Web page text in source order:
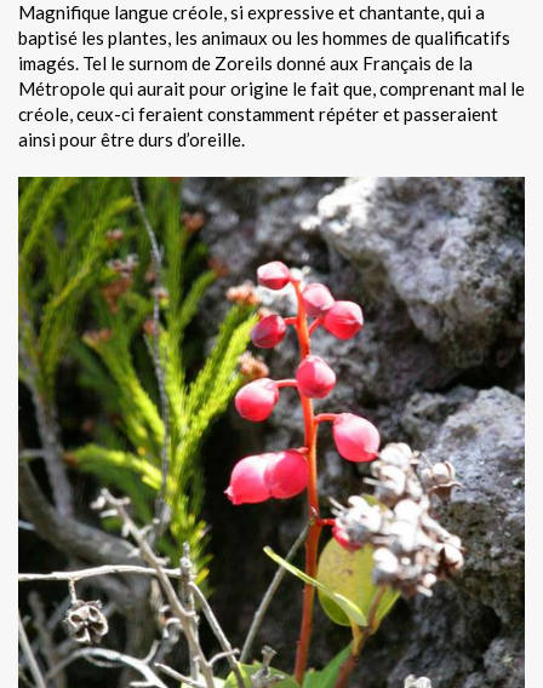
Magnifique langue créole, si expressive et chantante, qui a
baptisé les plantes, les animaux ou les hommes de qualificatifs
imagés. Tel le surnom de Zoreils donné aux Français de la
Métropole qui aurait pour origine le fait que, comprenant mal le
créole, ceux-ci feraient constamment répéter et passeraient
ainsi pour être durs d’oreille.